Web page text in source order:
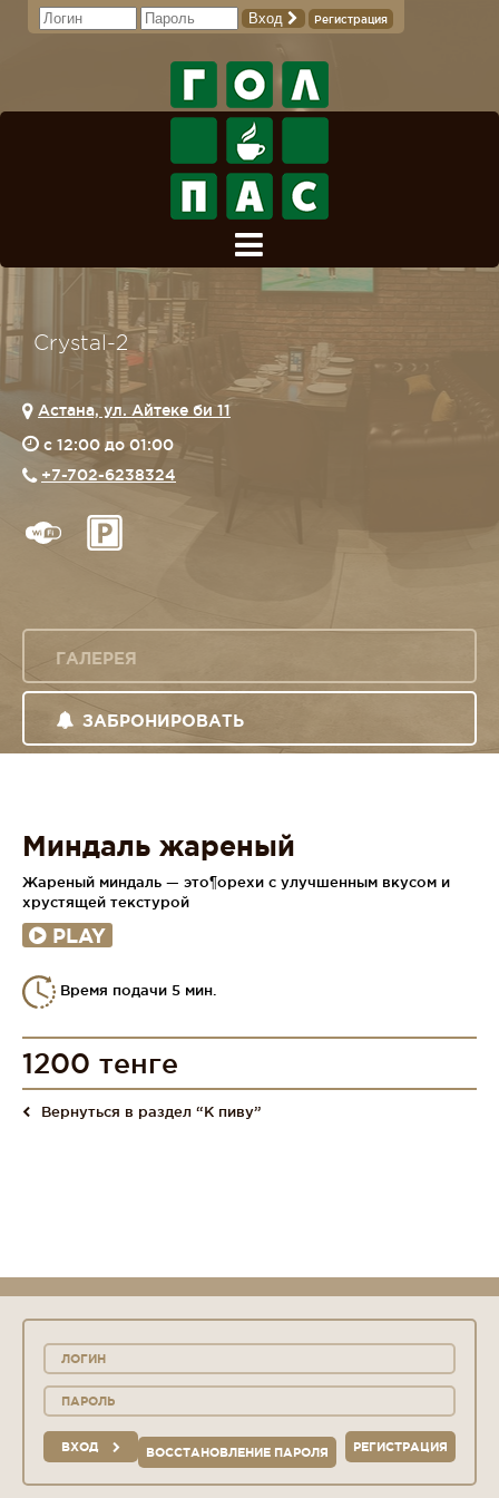
Вход Регистрация
Crystal-2
Астана, ул. Айтеке би 11
c 12:00 до 01:00
+7-702-6238324
ГАЛЕРЕЯ
ЗАБРОНИРОВАТЬ
Миндаль жареный
Жареный миндаль — это¶орехи с улучшенным вкусом и
хрустящей текстурой
PLAY
Время подачи 5 мин.
1200 тенге
Вернуться в раздел “К пиву”
ВХОД РЕГИСТРАЦИЯ
ВОССТАНОВЛЕНИЕ ПАРОЛЯ